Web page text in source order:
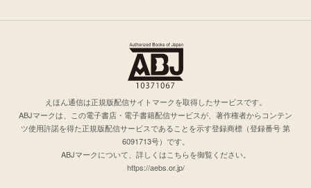
えほん通信は正規版配信サイトマークを取得したサービスです。
ABJマークは、この電子書店・電子書籍配信サービスが、著作権者からコンテン
ツ使用許諾を得た正規版配信サービスであることを示す登録商標（登録番号 第
6091713号）です。
ABJマークについて、詳しくはこちらを御覧ください。
https://aebs.or.jp/